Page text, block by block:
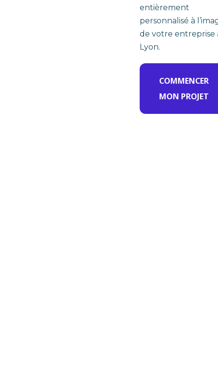
entièrement
personnalisé à
de votre entreprise
Lyon.
COMMENCER
MON PROJET